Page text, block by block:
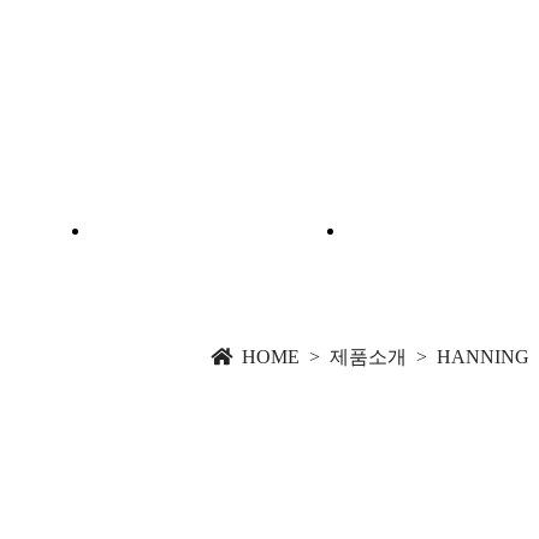
HOME > 제품소개 > HANNING